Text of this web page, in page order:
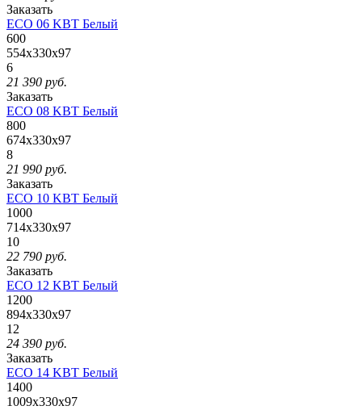
Заказать
ECO 06 KBT Белый
600
554x330x97
6
21 390 руб.
Заказать
ECO 08 KBT Белый
800
674x330x97
8
21 990 руб.
Заказать
ECO 10 KBT Белый
1000
714x330x97
10
22 790 руб.
Заказать
ECO 12 KBT Белый
1200
894x330x97
12
24 390 руб.
Заказать
ECO 14 KBT Белый
1400
1009x330x97